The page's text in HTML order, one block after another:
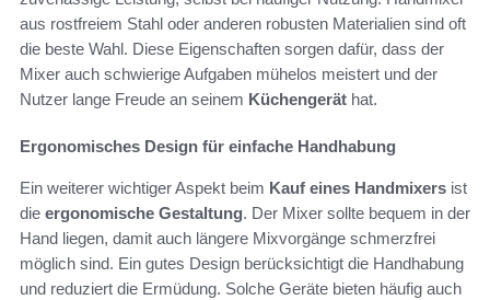
aus rostfreiem Stahl oder anderen robusten Materialien sind oft
die beste Wahl. Diese Eigenschaften sorgen dafür, dass der
Mixer auch schwierige Aufgaben mühelos meistert und der
Nutzer lange Freude an seinem Küchengerät hat.
Ergonomisches Design für einfache Handhabung
Ein weiterer wichtiger Aspekt beim Kauf eines Handmixers ist
die ergonomische Gestaltung. Der Mixer sollte bequem in der
Hand liegen, damit auch längere Mixvorgänge schmerzfrei
möglich sind. Ein gutes Design berücksichtigt die Handhabung
und reduziert die Ermüdung. Solche Geräte bieten häufig auch